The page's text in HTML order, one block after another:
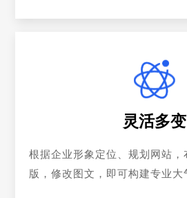
灵活多变
根据企业形象定位、规划网站，
版，修改图文，即可构建专业大